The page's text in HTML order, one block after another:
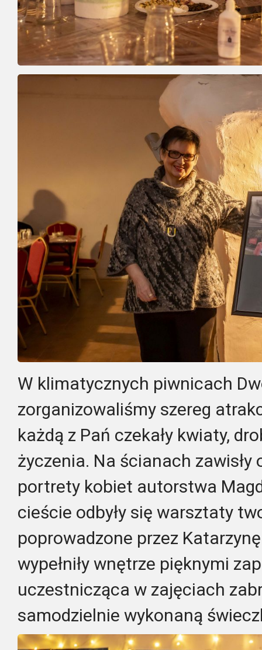
W klimatycznych piwnicach
zorganizowaliśmy szereg
każdą z Pań czekały kwiaty,
życzenia. Na ścianach
portrety kobiet autorstwa
cieście odbyły się warsztaty
poprowadzone przez
wypełniły wnętrze pięknymi
uczestnicząca w zajęciach
samodzielnie wykonaną